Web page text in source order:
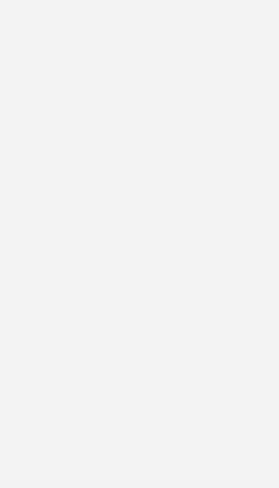
Kein Problem mit dem ERE
erhalten Sie regelmäßig von uns
und Neuigkeiten, gebündelt und
Postfach.
Newsletter bin ich damit einverstanden, über
und Online-Angebote
& Co. KG
jederzeit widerrufen und eine Abmeldung ist
zum Umgang mit Daten finden Sie